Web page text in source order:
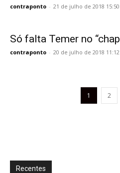
contraponto - 21 de julho de 2018 15:50
Só falta Temer no
contraponto - 20 de julho de 2018 11:12
1 2
Recentes